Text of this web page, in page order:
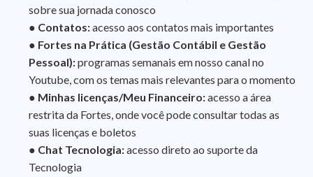
sobre sua jornada conosco
● Contatos:acesso aos contatos mais importantes
● Fortes na Prática (Gestão Contábil e Gestão
Pessoal):programas semanais em nosso canal no
Youtube, com os temas mais relevantes para o momento
● Minhas licenças/Meu Financeiro:acesso a área
restrita da Fortes, onde você pode consultar todas as
suas licenças e boletos
● Chat Tecnologia:acesso direto ao suporte da
Tecnologia